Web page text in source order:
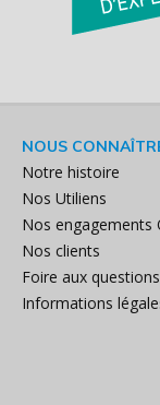
NOUS
Notre histoire
Nos Utiliens
Nos engagements
Nos clients
Foire aux questions
Informations